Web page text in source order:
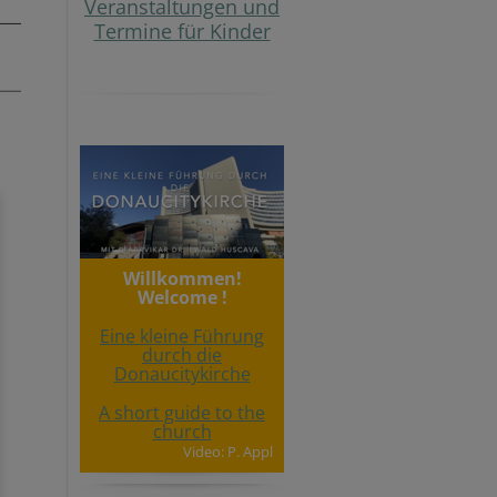
Veranstaltungen und
Termine für Kinder
Willkommen!
Welcome !
Eine kleine Führung
durch die
Donaucitykirche
A short guide to the
church
Video: P. Appl